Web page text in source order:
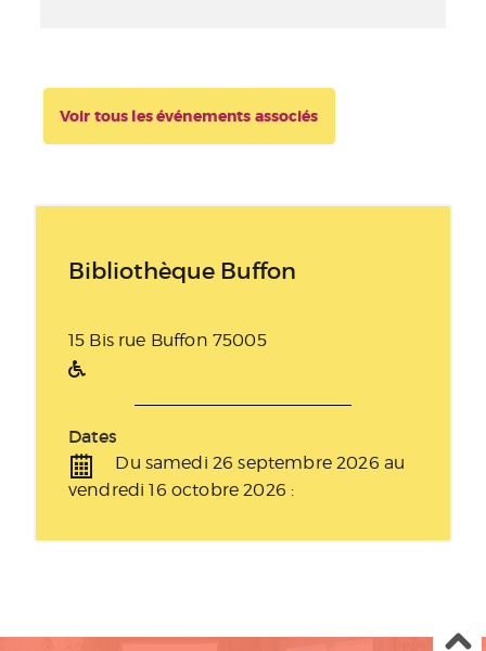
Voir tous les événements associés
Bibliothèque Buffon
15 Bis rue Buffon 75005
Dates
Du samedi 26 septembre 2026 au
vendredi 16 octobre 2026 :